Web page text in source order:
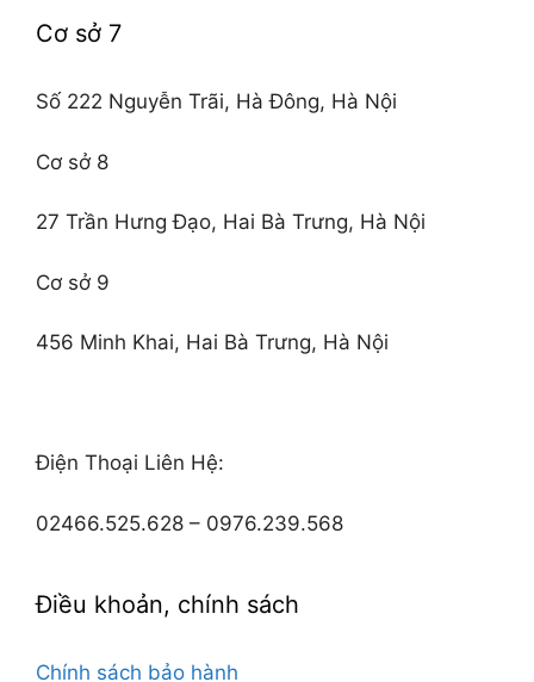
Cơ sở 7
Số 222 Nguyễn Trãi, Hà Đông, Hà Nội
Cơ sở 8
27 Trần Hưng Đạo, Hai Bà Trưng, Hà Nội
Cơ sở 9
456 Minh Khai, Hai Bà Trưng, Hà Nội
Điện Thoại Liên Hệ:
02466.525.628 – 0976.239.568
Điều khoản, chính sách
Chính sách bảo hành